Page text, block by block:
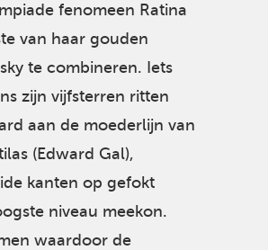
fenomeen Ratina
van haar gouden
te combineren. Iets
zijn vijfsterren ritten
aan de moederlijn van
(Edward Gal),
kanten op gefokt
niveau meekon.
waardoor de